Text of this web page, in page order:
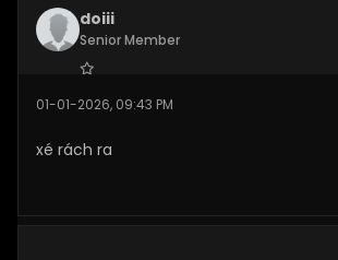
doiii
Senior Member
Posts: 110
01-01-2026, 09:43 PM
xé rách ra